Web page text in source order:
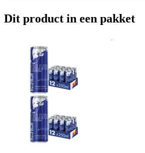
Dit product in een pakket